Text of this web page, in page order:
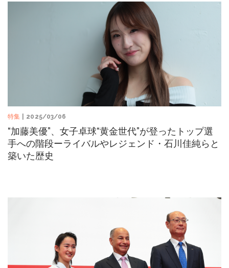
特集 | 2025/03/06
“加藤美優”、女子卓球“黄金世代”が登ったトップ選
手への階段ーライバルやレジェンド・石川佳純らと
築いた歴史